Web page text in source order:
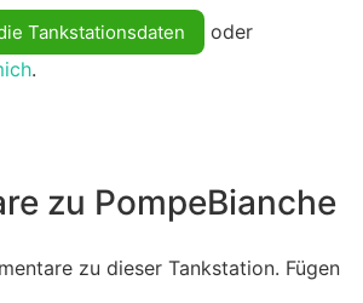
Tankstationsdaten
oder
.
zu PompeBianche
zu dieser Tankstation. Fügen